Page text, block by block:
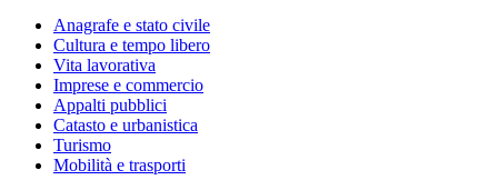
Anagrafe e stato civile
Cultura e tempo libero
Vita lavorativa
Imprese e commercio
Appalti pubblici
Catasto e urbanistica
Turismo
Mobilità e trasporti